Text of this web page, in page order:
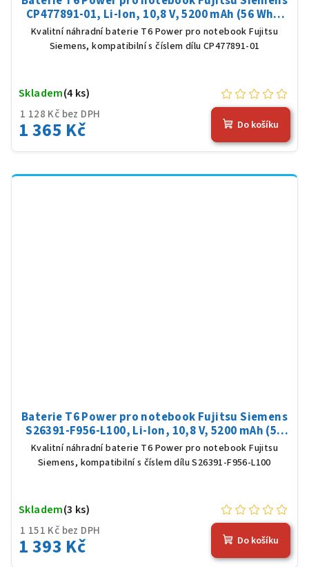
CP477891-01, Li-Ion, 10,8 V, 5200 mAh (56 Wh),
černá
Kvalitní náhradní baterie T6 Power pro notebook Fujitsu
Siemens, kompatibilní s číslem dílu CP477891-01
1 128 Kč bez DPH
1 365 Kč
Skladem(4 ks)
Do košíku
Baterie T6 Power pro notebook Fujitsu Siemens
S26391-F956-L100, Li-Ion, 10,8 V, 5200 mAh (56
Wh), černá
Kvalitní náhradní baterie T6 Power pro notebook Fujitsu
Siemens, kompatibilní s číslem dílu S26391-F956-L100
1 151 Kč bez DPH
1 393 Kč
Skladem(3 ks)
Do košíku